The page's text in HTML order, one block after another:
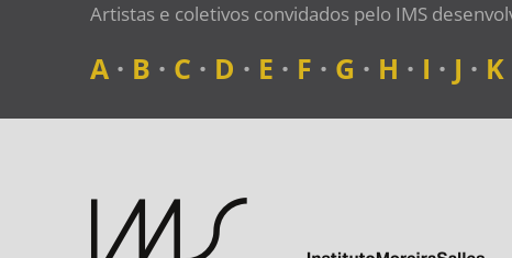
Artistas e coletivos convidados pelo IMS
A · B · C · D · E · F · G · H · I · J · K